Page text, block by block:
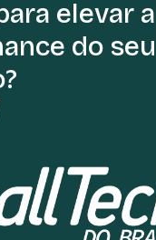
elevar a
do seu